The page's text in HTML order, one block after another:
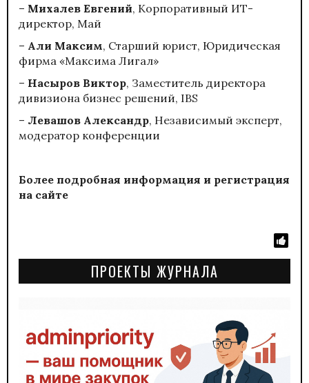
– Михалев Евгений, Корпоративный ИТ-
директор, Май
– Али Максим, Старший юрист, Юридическая
фирма «Максима Лигал»
– Насыров Виктор, Заместитель директора
дивизиона бизнес решений, IBS
– Левашов Александр, Независимый эксперт,
модератор конференции
Более подробная информация и регистрация
на сайте
ПРОЕКТЫ ЖУРНАЛА